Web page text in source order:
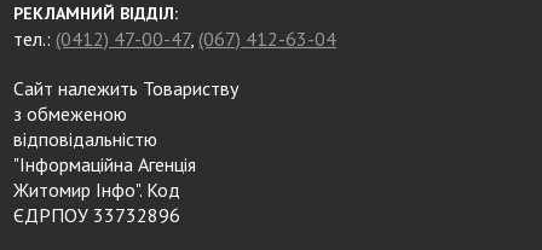
РЕКЛАМНИЙ ВІДДІЛ:
тел.: (0412) 47-00-47, (067) 412-63-04
Сайт належить Товариству
з обмеженою
відповідальністю
"Інформаційна Агенція
Житомир Інфо". Код
ЄДРПОУ 33732896